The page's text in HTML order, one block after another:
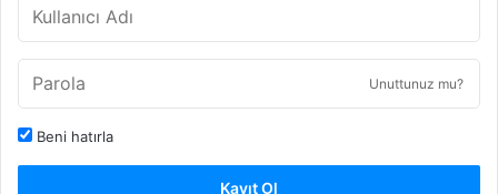
Unuttunuz mu?
Beni hatırla
Kayıt Ol